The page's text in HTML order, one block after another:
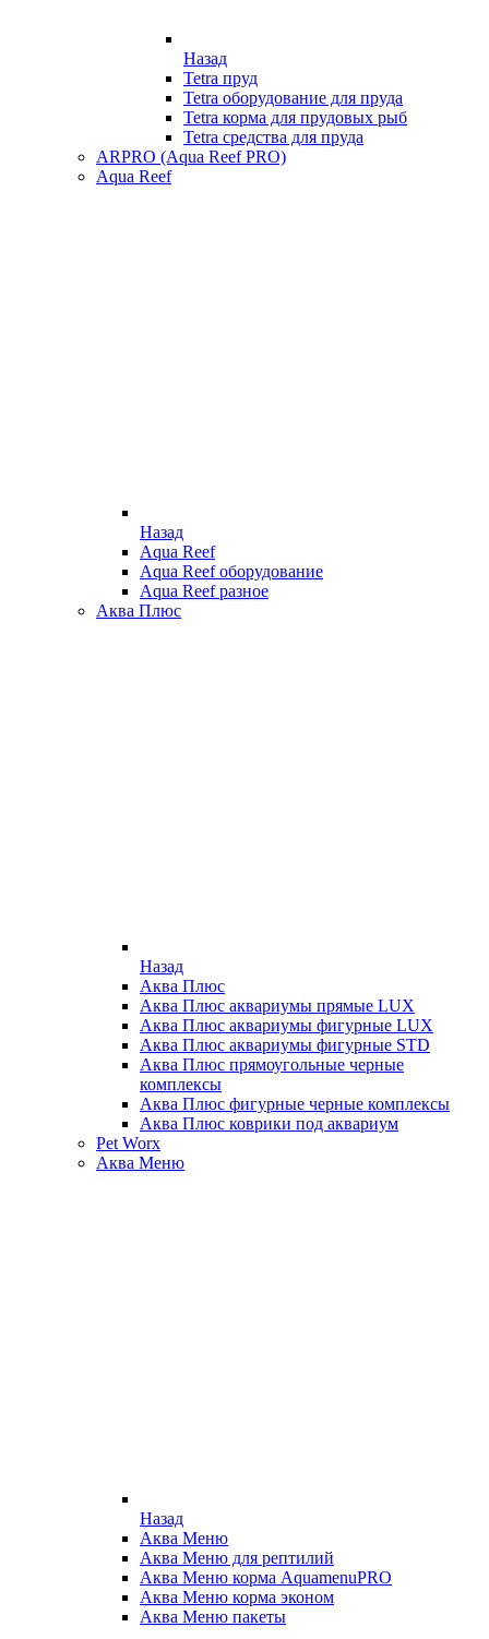
Назад
Tetra пруд
Tetra оборудование для пруда
Tetra корма для прудовых рыб
Tetra средства для пруда
ARPRO (Aqua Reef PRO)
Aqua Reef
Назад
Aqua Reef
Aqua Reef оборудование
Aqua Reef разное
Аква Плюс
Назад
Аква Плюс
Аква Плюс аквариумы прямые LUX
Аква Плюс аквариумы фигурные LUX
Аква Плюс аквариумы фигурные STD
Аква Плюс прямоугольные черные
комплексы
Аква Плюс фигурные черные комплексы
Аква Плюс коврики под аквариум
Pet Worx
Аква Меню
Назад
Аква Меню
Аква Меню для рептилий
Аква Меню корма AquamenuPRO
Аква Меню корма эконом
Аква Меню пакеты